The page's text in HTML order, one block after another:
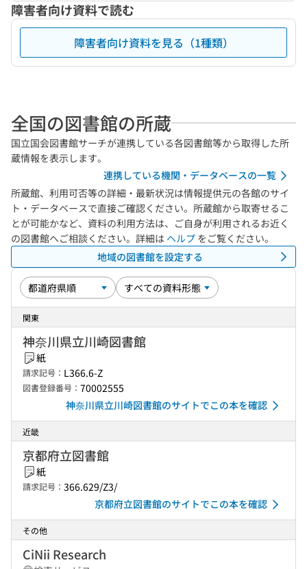
障害者向け資料で読む
障害者向け資料を見る（1種類）
全国の図書館の所蔵
国立国会図書館サーチが連携している各図書館等から取得した所
蔵情報を表示します。
連携している機関・データベースの一覧
所蔵館、利用可否等の詳細・最新状況は情報提供元の各館のサイ
ト・データベースで直接ご確認ください。所蔵館から取寄せるこ
とが可能かなど、資料の利用方法は、ご自身が利用されるお近く
の図書館へご相談ください。詳細は ヘルプ をご覧ください。
地域の図書館を設定する
関東
神奈川県立川崎図書館
紙
請求記号： L366.6-Z
図書登録番号： 70002555
神奈川県立川崎図書館のサイトでこの本を確認
近畿
京都府立図書館
紙
請求記号： 366.629/Z3/
京都府立図書館のサイトでこの本を確認
その他
CiNii Research